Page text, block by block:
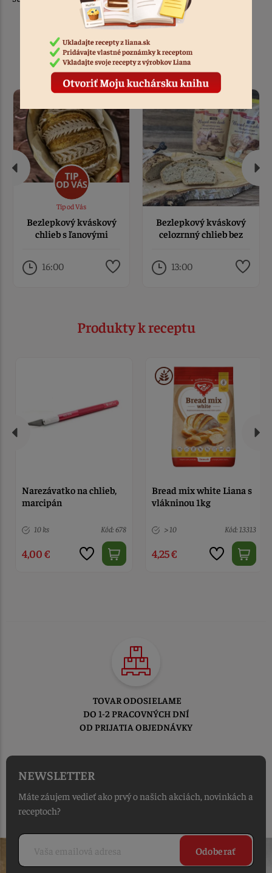
Podobné recepty
Tip od Vás
Bezlepkový kváskový
chlieb s ľanovými
16:00
Bezlepkový kváskový
celozrnný chlieb bez
13:00
Produkty k receptu
Narezávatko na chlieb,
marcipán
10 ks Kód: 678
4,00 €
Bread mix white Liana s
vlákninou 1kg
> 10 Kód: 13313
4,25 €
TOVAR ODOSIELAME
DO 1-2 PRACOVNÝCH DNÍ
OD PRIJATIA OBJEDNÁVKY
NEWSLETTER
Máte záujem vedieť ako prvý o našich akciách, novinkách a
receptoch?
Odoberať